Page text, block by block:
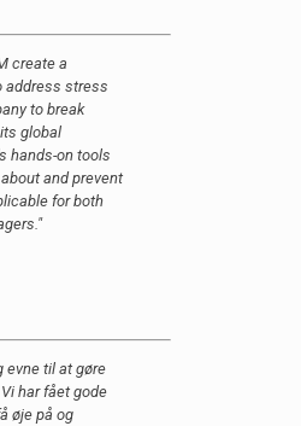
create a
address stress
to break
global
hands-on tools
and prevent
for both
evne til at gøre
har fået gode
øje på og